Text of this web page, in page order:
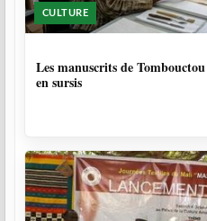
CULTURE
Les manuscrits de
en sursis